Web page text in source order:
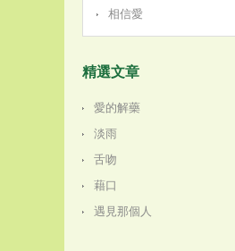
相信愛
精選文章
愛的解藥
淡雨
舌吻
藉口
遇見那個人